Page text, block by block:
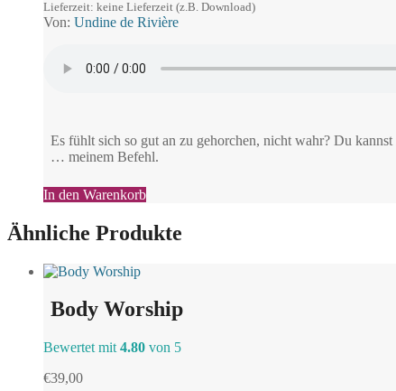
Lieferzeit: keine Lieferzeit (z.B. Download)
Von: Undine de Rivière
Es fühlt sich so gut an zu gehorchen, nicht wahr? Du
… meinem Befehl.
In den Warenkorb
Ähnliche Produkte
Body Worship
Bewertet mit 4.80 von 5
€39,00